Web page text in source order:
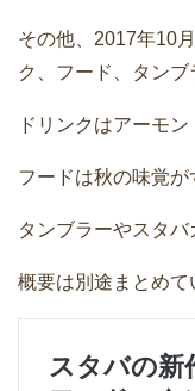
その他、2017年10
ク、フード、タンブ
ドリンクはアーモ
フードは秋の味覚が
タンブラーやスタバ
概要は別途まとめて